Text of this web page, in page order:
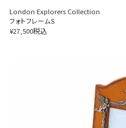
London Explorers Collection
フォトフレームS
¥27,500税込